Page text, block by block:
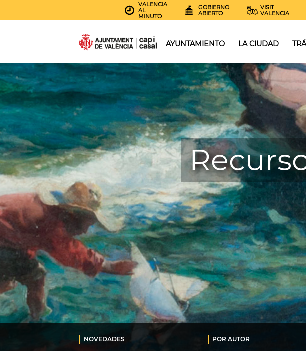
VALENCIA
AL
MINUTO
GOBIERNO
ABIERTO
VISIT
VALENCIA
AYUNTAMIENTO LA CIUDAD
NOVEDADES POR AUTOR